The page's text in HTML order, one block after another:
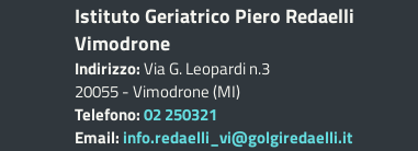
Istituto Geriatrico Piero Redaelli
Vimodrone
Indirizzo:Via G. Leopardi n.3
20055 - Vimodrone (MI)
Telefono:02 250321
Email: info.redaelli_vi@golgiredaelli.it